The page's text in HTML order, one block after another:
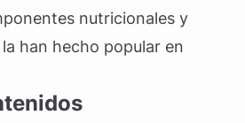
nutricionales y
han hecho popular en